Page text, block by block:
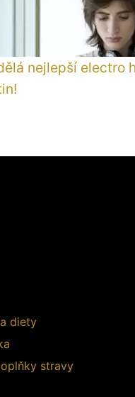
nejlepší electro
diety
stravy